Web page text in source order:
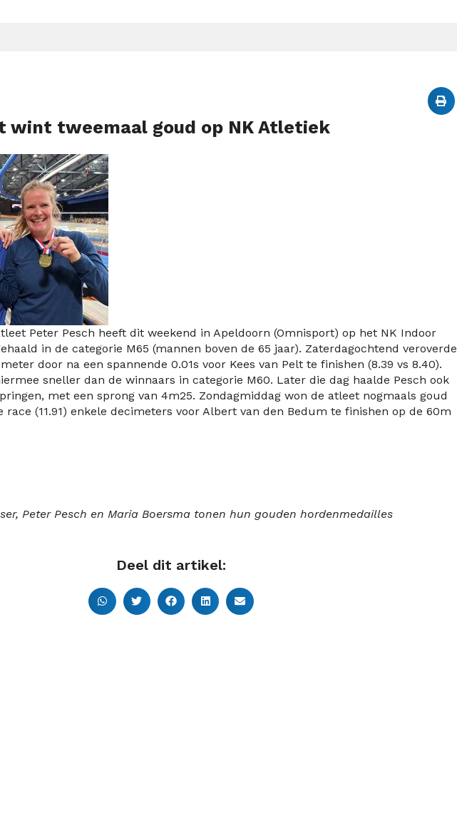
wint tweemaal goud op NK Atletiek
Peter Pesch heeft dit weekend in Apeldoorn (Omnisport) op het NK Indoor
in de categorie M65 (mannen boven de 65 jaar). Zaterdagochtend veroverde
door na een spannende 0.01s voor Kees van Pelt te finishen (8.39 vs 8.40).
sneller dan de winnaars in categorie M60. Later die dag haalde Pesch ook
met een sprong van 4m25. Zondagmiddag won de atleet nogmaals goud
race (11.91) enkele decimeters voor Albert van den Bedum te finishen op de 60m
Peter Pesch en Maria Boersma tonen hun gouden hordenmedailles
Deel dit artikel: